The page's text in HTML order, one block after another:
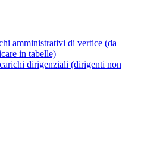
amministrativi di vertice (da
in tabelle)
dirigenziali (dirigenti non